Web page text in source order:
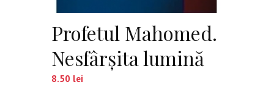
Profetul Mahomed.
Nesfârșita lumină
8.50 lei